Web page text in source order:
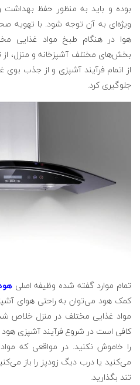
بوده و باید به منظور حفظ بهداشت
ویژه‌ای به آن توجه شود. با تهویه
هوا در هنگام طبخ مواد غذایی
بخش‌های مختلف آشپزخانه و منزل،
از اتمام فرآیند آشپزی و از جذب
جلوگیری کرد.
تمام موارد گفته شده وظیفه اصلی
کمک هود می‌توان به راحتی هوای
مواد غذایی مختلف در منزل خلاص شد.
کافی است در شروع فرآیند آشپزی هود
را خاموش نکنید. در مواقعی که
می‌کنید یا درب دیگ زودپز را باز
تند بگذارید.